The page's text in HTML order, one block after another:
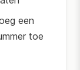
een
toe